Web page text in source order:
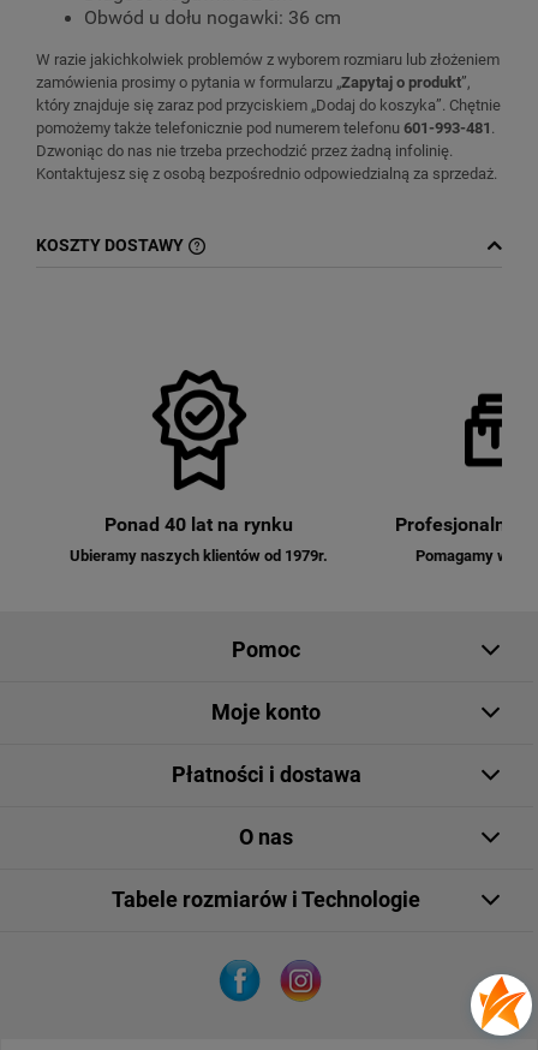
Obwód u dołu nogawki: 36 cm
W razie jakichkolwiek problemów z wyborem rozmiaru lub złożeniem
zamówienia prosimy o pytania w formularzu „Zapytaj o produkt”,
który znajduje się zaraz pod przyciskiem „Dodaj do koszyka”. Chętnie
pomożemy także telefonicznie pod numerem telefonu 601-993-481 .
Dzwoniąc do nas nie trzeba przechodzić przez żadną infolinię.
Kontaktujesz się z osobą bezpośrednio odpowiedzialną za sprzedaż.
KOSZTY DOSTAWY
Ponad 40 lat na rynku
Ubieramy naszych klientów od 1979r.
Profesjonalna
Pomagamy w
Pomoc
Moje konto
Płatności i dostawa
O nas
Tabele rozmiarów i Technologie